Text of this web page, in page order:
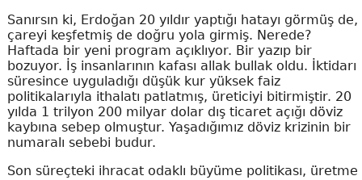
Sanırsın ki, Erdoğan 20 yıldır yaptığı hatayı görmüş de,
çareyi keşfetmiş de doğru yola girmiş. Nerede?
Haftada bir yeni program açıklıyor. Bir yazıp bir
bozuyor. İş insanlarının kafası allak bullak oldu. İktidarı
süresince uyguladığı düşük kur yüksek faiz
politikalarıyla ithalatı patlatmış, üreticiyi bitirmiştir. 20
yılda 1 trilyon 200 milyar dolar dış ticaret açığı döviz
kaybına sebep olmuştur. Yaşadığımız döviz krizinin bir
numaralı sebebi budur.
Son süreçteki ihracat odaklı büyüme politikası, üretme